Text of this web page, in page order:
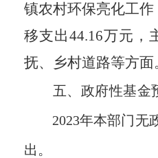
镇农村环保亮化工
移支出44.16万元，
抚、乡村道路等方面
五、 政府性基金
2023年本部门无
出。